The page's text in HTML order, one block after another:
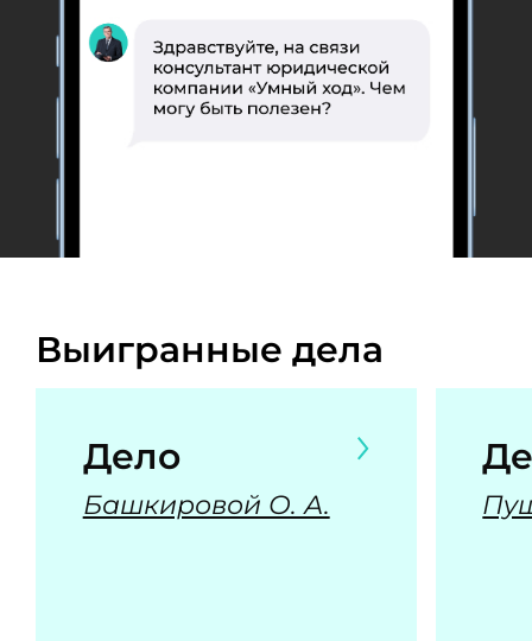
Выигранные дела
Дело
Башкировой О. А.